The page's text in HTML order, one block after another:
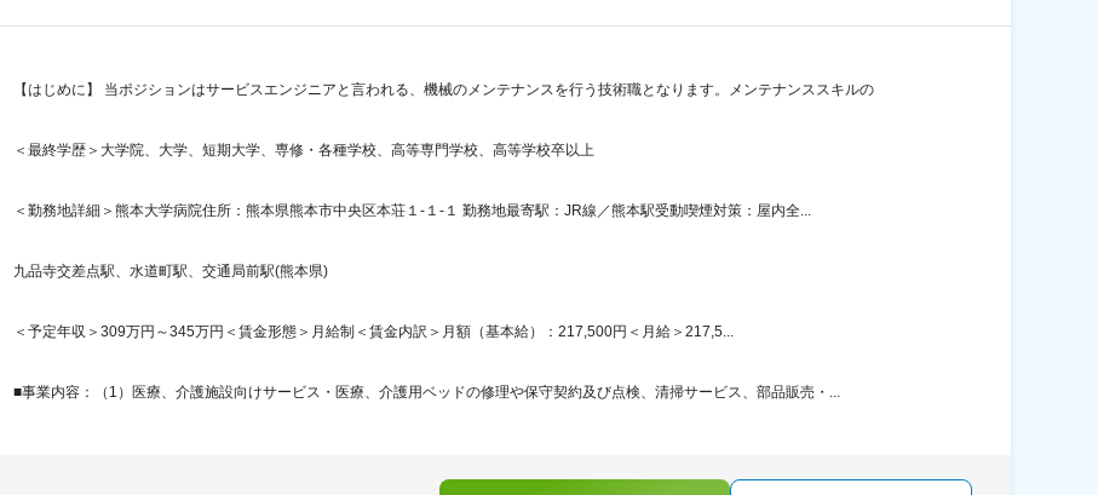
【はじめに】 当ポジションはサービスエンジニアと言われる、機械のメンテナンスを行う技術職となります。メンテナンススキルの
＜最終学歴＞大学院、大学、短期大学、専修・各種学校、高等専門学校、高等学校卒以上
＜勤務地詳細＞熊本大学病院住所：熊本県熊本市中央区本荘１-１-１ 勤務地最寄駅：JR線／熊本駅受動喫煙対策：屋内全...
九品寺交差点駅、水道町駅、交通局前駅(熊本県)
＜予定年収＞309万円～345万円＜賃金形態＞月給制＜賃金内訳＞月額（基本給）：217,500円＜月給＞217,5...
■事業内容：（1）医療、介護施設向けサービス・医療、介護用ベッドの修理や保守契約及び点検、清掃サービス、部品販売・...